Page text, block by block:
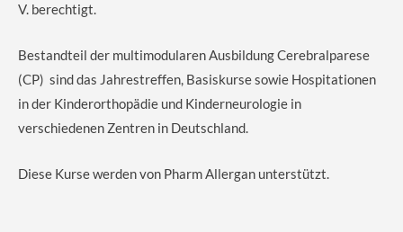
V. berechtigt.
Bestandteil der multimodularen Ausbildung Cerebralparese
(CP) sind das Jahrestreffen, Basiskurse sowie Hospitationen
in der Kinderorthopädie und Kinderneurologie in
verschiedenen Zentren in Deutschland.
Diese Kurse werden von Pharm Allergan unterstützt.